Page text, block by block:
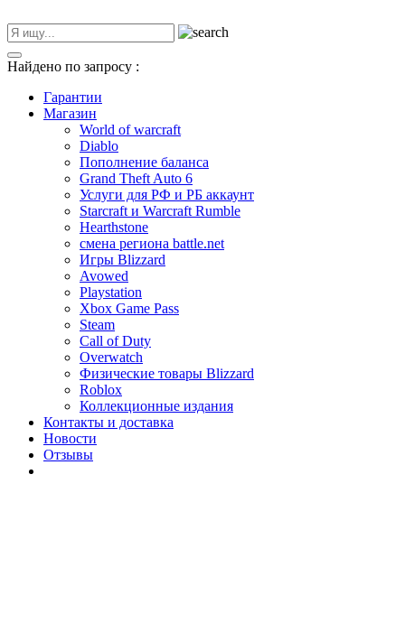
Найдено по запросу :
Гарантии
Магазин
World of warcraft
Diablo
Пополнение баланса
Grand Theft Auto 6
Услуги для РФ и РБ аккаунт
Starcraft и Warcraft Rumble
Hearthstone
смена региона battle.net
Игры Blizzard
Avowed
Playstation
Xbox Game Pass
Steam
Call of Duty
Overwatch
Физические товары Blizzard
Roblox
Коллекционные издания
Контакты и доставка
Новости
Отзывы